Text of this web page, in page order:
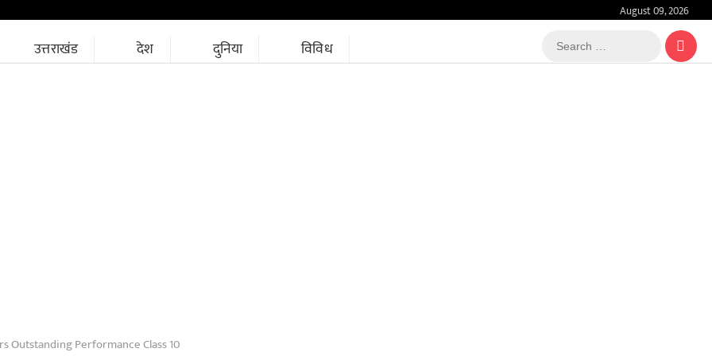
August 09, 2026
उत्तराखंड देश दुनिया विविध
Search
…
Outstanding Performance Class 10